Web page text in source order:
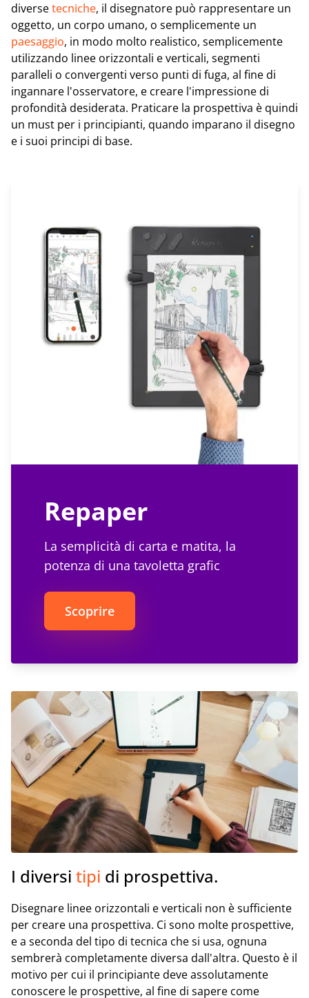
diversetecniche, il disegnatore può rappresentare un
oggetto, un corpo umano, o semplicemente un
paesaggio, in modo molto realistico, semplicemente
utilizzando linee orizzontali e verticali, segmenti
paralleli o convergenti verso punti di fuga, al fine di
ingannare l'osservatore, e creare l'impressione di
profondità desiderata. Praticare la prospettiva è quindi
un must per i principianti, quando imparano il disegno
e i suoi principi di base.
Repaper
La semplicità di carta e matita, la
potenza di una tavoletta grafic
Scoprire
I diversi tipi di prospettiva.
Disegnare linee orizzontali e verticali non è sufficiente
per creare una prospettiva. Ci sono molte prospettive,
e a seconda del tipo di tecnica che si usa, ognuna
sembrerà completamente diversa dall'altra. Questo è il
motivo per cui il principiante deve assolutamente
conoscere le prospettive, al fine di sapere come